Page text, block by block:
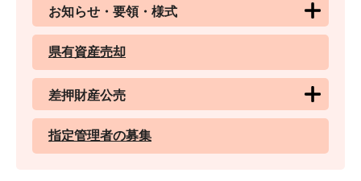
お知らせ・要領・様式
県有資産売却
差押財産公売
指定管理者の募集